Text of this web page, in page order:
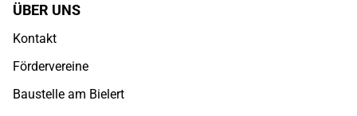
ÜBER UNS
Kontakt
Fördervereine
Baustelle am Bielert